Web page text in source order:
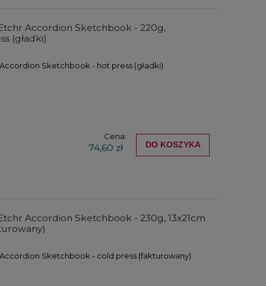
Accordion Sketchbook - 220g,
(gładki)
Sketchbook - hot press (gładki)
Cena:
74,60 zł DO KOSZYKA
Accordion Sketchbook - 230g, 13x21cm
Sketchbook - cold press (fakturowany)